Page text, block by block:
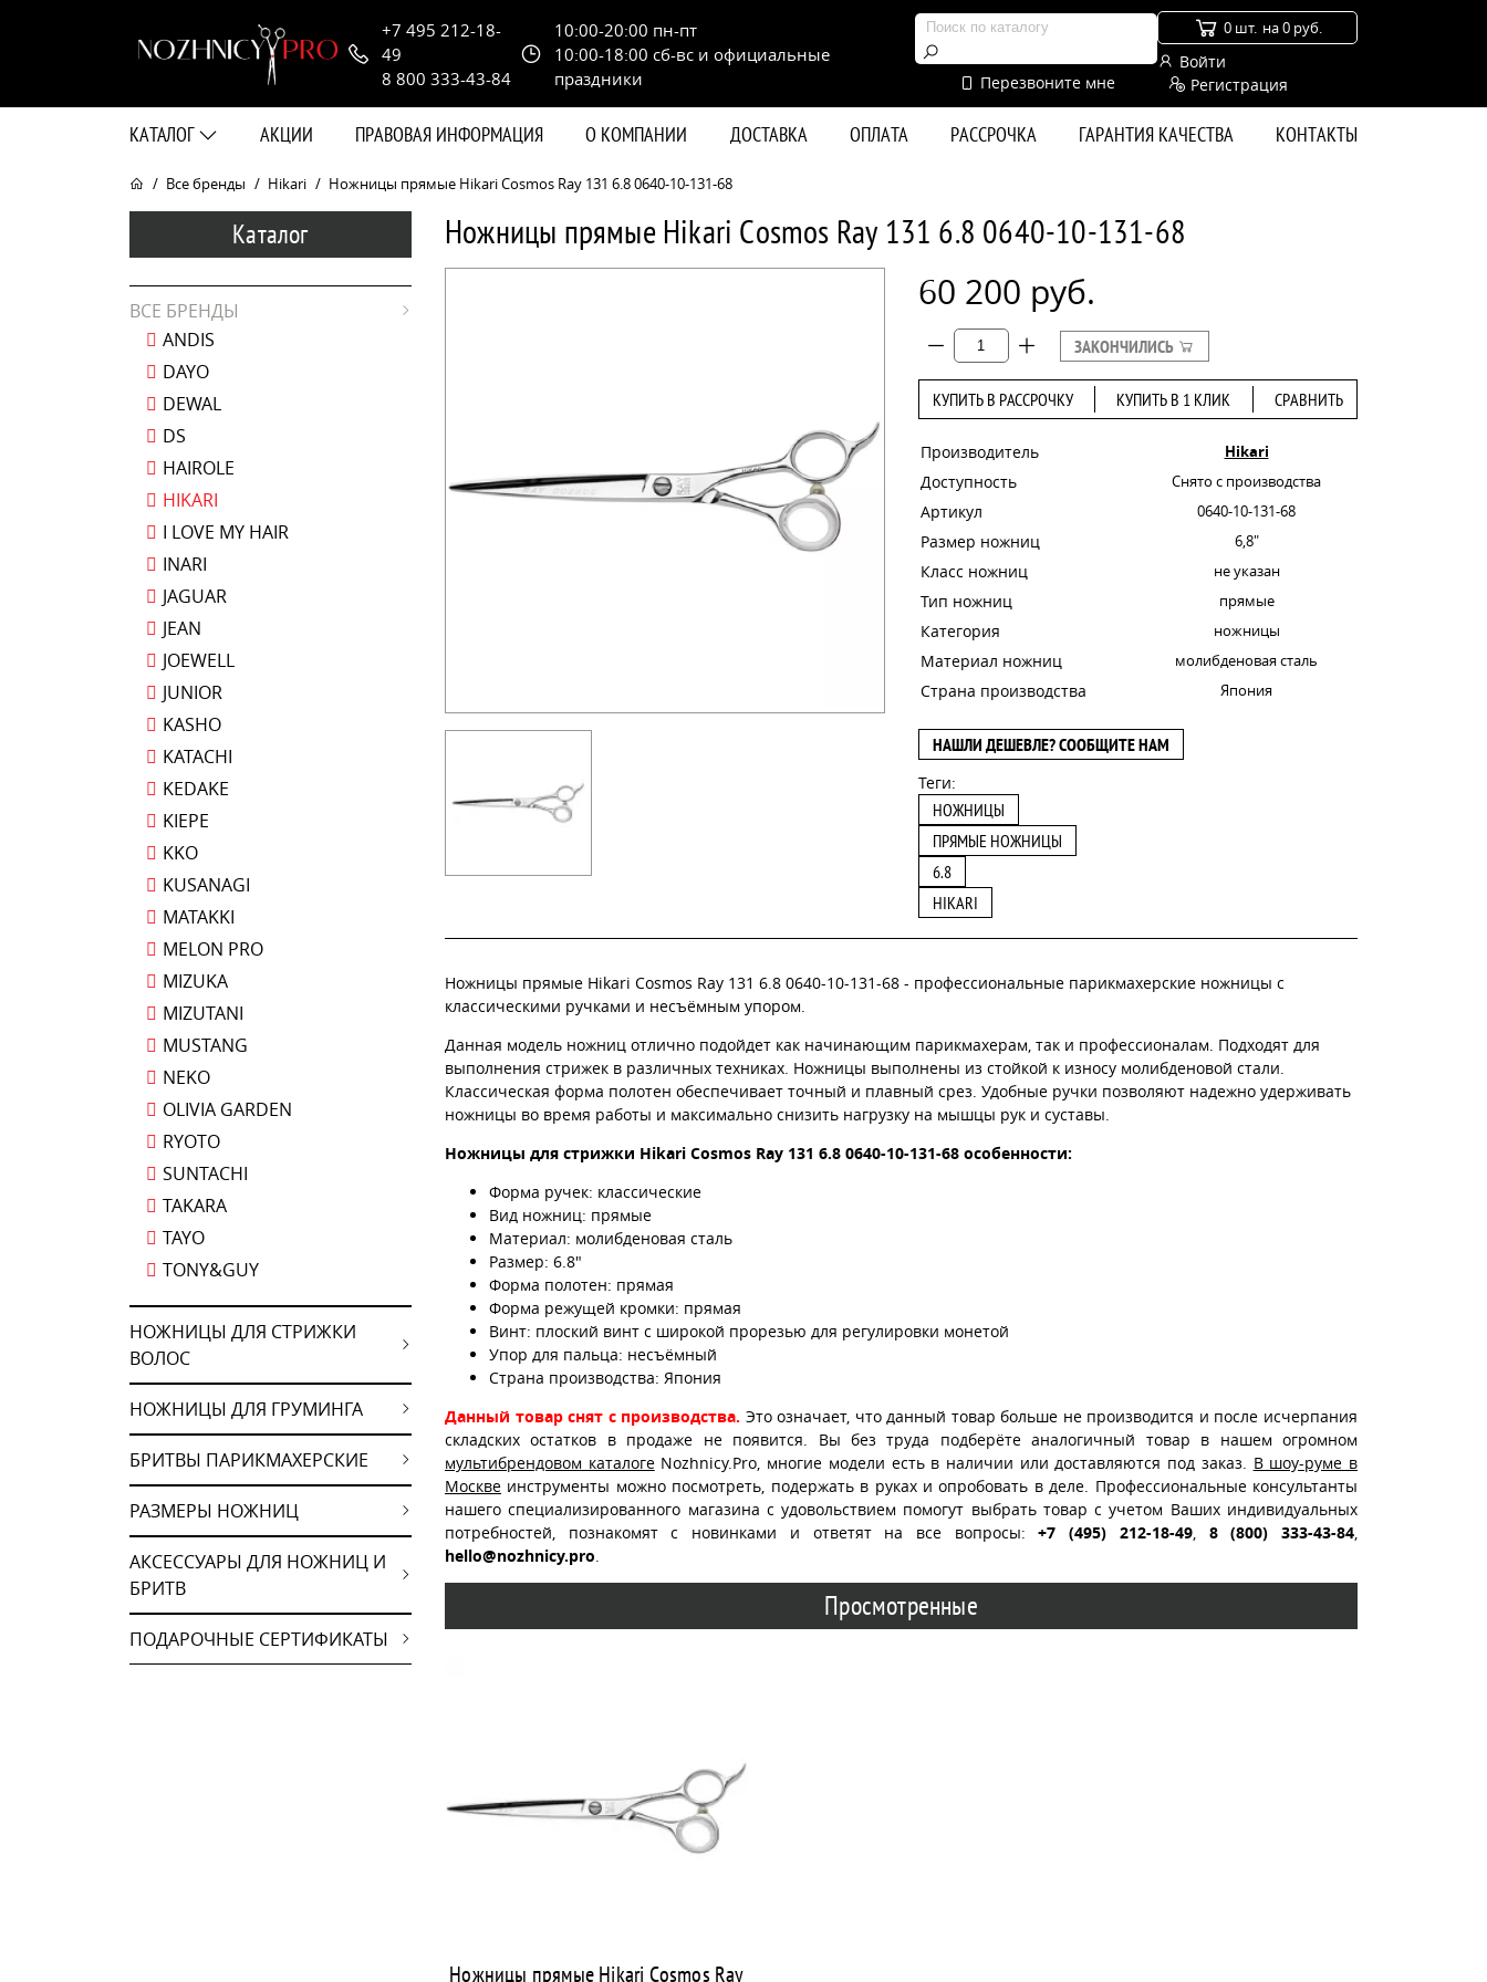
+7 495 212-18-
49
8 800 333-43-84
10:00-20:00 пн-пт
10:00-18:00 сб-вс и официальные
праздники
Перезвоните мне
0 шт. на 0 руб.
Войти
Регистрация
КАТАЛОГ АКЦИИ ПРАВОВАЯ ИНФОРМАЦИЯ О КОМПАНИИ ДОСТАВКА ОПЛАТА РАССРОЧКА ГАРАНТИЯ КАЧЕСТВА КОНТАКТЫ
Все бренды Hikari Ножницы прямые Hikari Cosmos Ray 131 6.8 0640-10-131-68
Каталог
ВСЕ БРЕНДЫ
ANDIS
DAYO
DEWAL
DS
HAIROLE
HIKARI
I LOVE MY HAIR
INARI
JAGUAR
JEAN
JOEWELL
JUNIOR
KASHO
KATACHI
KEDAKE
KIEPE
KKO
KUSANAGI
MATAKKI
MELON PRO
MIZUKA
MIZUTANI
MUSTANG
NEKO
OLIVIA GARDEN
RYOTO
SUNTACHI
TAKARA
TAYO
TONY&GUY
НОЖНИЦЫ ДЛЯ СТРИЖКИ
ВОЛОС
НОЖНИЦЫ ДЛЯ ГРУМИНГА
БРИТВЫ ПАРИКМАХЕРСКИЕ
РАЗМЕРЫ НОЖНИЦ
АКСЕССУАРЫ ДЛЯ НОЖНИЦ И
БРИТВ
ПОДАРОЧНЫЕ СЕРТИФИКАТЫ
Ножницы прямые Hikari Cosmos Ray 131 6.8 0640-10-131-68
60 200 руб.
ЗАКОНЧИЛИСЬ
КУПИТЬ В РАССРОЧКУ КУПИТЬ В 1 КЛИК СРАВНИТЬ
Производитель Hikari
Доступность Снято с производства
Артикул 0640-10-131-68
Размер ножниц 6,8"
Класс ножниц не указан
Тип ножниц прямые
Категория ножницы
Материал ножниц молибденовая сталь
Страна производства Япония
НАШЛИ ДЕШЕВЛЕ? СООБЩИТЕ НАМ
Теги:
НОЖНИЦЫ
ПРЯМЫЕ НОЖНИЦЫ
6.8
HIKARI
Ножницы прямые Hikari Cosmos Ray 131 6.8 0640-10-131-68 - профессиональные парикмахерские ножницы с
классическими ручками и несъёмным упором.
Данная модель ножниц отлично подойдет как начинающим парикмахерам, так и профессионалам. Подходят для
выполнения стрижек в различных техниках. Ножницы выполнены из стойкой к износу молибденовой стали.
Классическая форма полотен обеспечивает точный и плавный срез. Удобные ручки позволяют надежно удерживать
ножницы во время работы и максимально снизить нагрузку на мышцы рук и суставы.
Ножницы для стрижки Hikari Cosmos Ray 131 6.8 0640-10-131-68 особенности:
Форма ручек: классические
Вид ножниц: прямые
Материал: молибденовая сталь
Размер: 6.8"
Форма полотен: прямая
Форма режущей кромки: прямая
Винт: плоский винт с широкой прорезью для регулировки монетой
Упор для пальца: несъёмный
Страна производства: Япония
Данный товар снят с производства. Это означает, что данный товар больше не производится и после исчерпания
складских остатков в продаже не появится. Вы без труда подберёте аналогичный товар в нашем огромном
мультибрендовом каталогеNozhnicy.Pro, многие модели есть в наличии или доставляются под заказ. В шоу-руме в
Москве инструменты можно посмотреть, подержать в руках и опробовать в деле. Профессиональные консультанты
нашего специализированного магазина с удовольствием помогут выбрать товар с учетом Ваших индивидуальных
потребностей, познакомят с новинками и ответят на все вопросы:+7 (495) 212-18-49, 8 (800) 333-43-84,
hello@nozhnicy.pro.
Просмотренные
Ножницы прямые Hikari Cosmos Ray